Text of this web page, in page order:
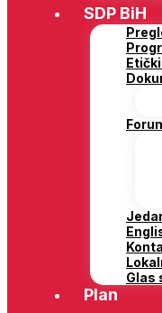
SDP BiH
Glas
Plan